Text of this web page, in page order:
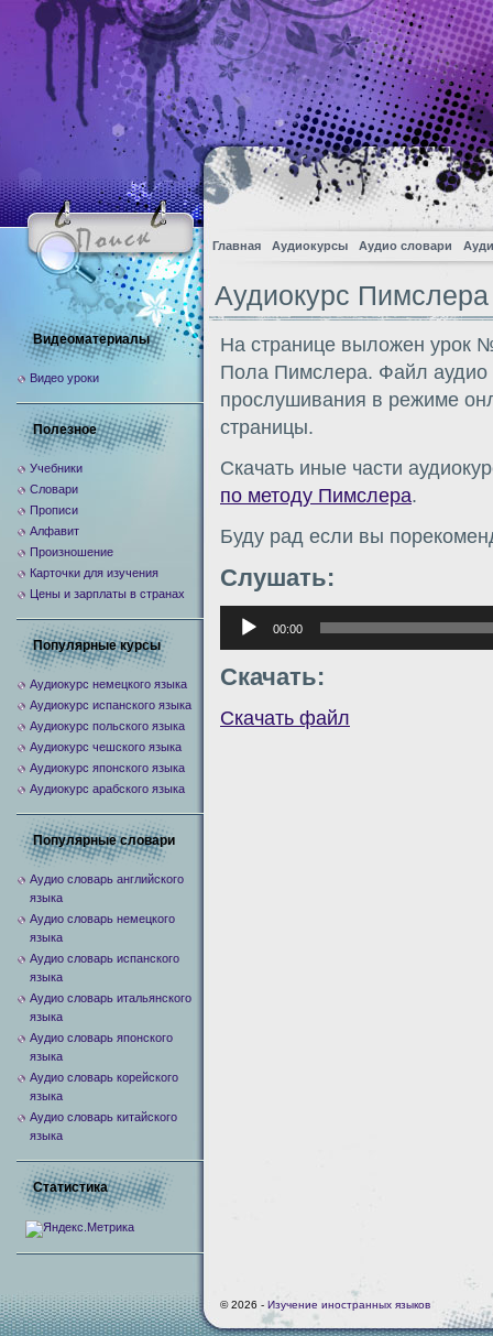
Главная Аудиокурсы Аудио словари
Аудиокурс
На странице выложен урок
Пола Пимслера. Файл аудио
прослушивания в режиме
страницы.
Скачать иные части
по методу Пимслера.
Буду рад если вы
Слушать:
Аудиоплеер
00:00
Скачать:
Скачать файл
Видеоматериалы
Видео уроки
Полезное
Учебники
Словари
Прописи
Алфавит
Произношение
Карточки для изучения
Цены и зарплаты в странах
Популярные курсы
Аудиокурс немецкого языка
Аудиокурс испанского языка
Аудиокурс польского языка
Аудиокурс чешского языка
Аудиокурс японского языка
Аудиокурс арабского языка
Популярные словари
Аудио словарь английского
языка
Аудио словарь немецкого
языка
Аудио словарь испанского
языка
Аудио словарь итальянского
языка
Аудио словарь японского
языка
Аудио словарь корейского
языка
Аудио словарь китайского
языка
Статистика
© 2026 - Изучение иностранных языков